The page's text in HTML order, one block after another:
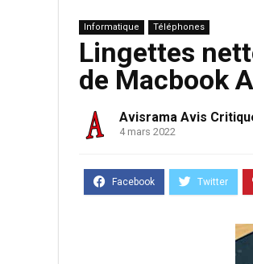
Informatique Téléphones
Lingettes
de Macbook
Avisrama Avis
4 mars 2022